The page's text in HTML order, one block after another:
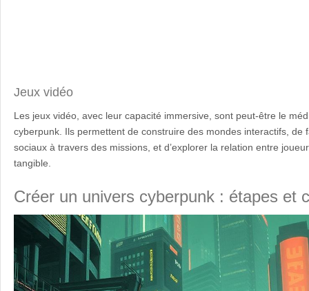
Jeux vidéo
Les jeux vidéo, avec leur capacité immersive, sont peut-être le
cyberpunk. Ils permettent de construire des mondes interactifs, de
sociaux à travers des missions, et d’explorer la relation entre
tangible.
Créer un univers cyberpunk : étapes et